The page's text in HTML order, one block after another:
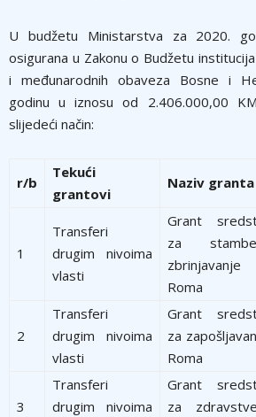
U budžetu Ministarstva za 2020.
osigurana u Zakonu o Budžetu
i međunarodnih obaveza Bosne i
godinu u iznosu od 2.406.000,00
slijedeći način:
r/b
Tekući
grantovi
Naziv granta
1
Transferi
drugim nivoima
vlasti
Grant
za
zbrinjavanje
Roma
2
Transferi
drugim nivoima
vlasti
Grant
za
Roma
3
Transferi
drugim nivoima
Grant
za